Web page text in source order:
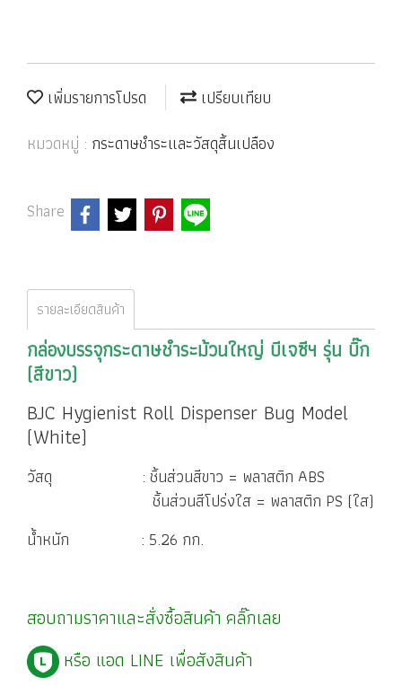
เพิ่มรายการโปรด
เปรียบเทียบ
หมวดหมู่ : กระดาษชำระและวัสดุสิ้นเปลือง
Share
รายละเอียดสินค้า
กล่องบรรจุกระดาษชำระม้วนใหญ่ บีเจซีฯ รุ่น บิ๊ก
(สีขาว)
BJC Hygienist Roll Dispenser Bug Model
(White)
วัสดุ : ชิ้นส่วนสีขาว = พลาสติก ABS
ชิ้นส่วนสีโปร่งใส = พลาสติก PS (ใส)
น้ำหนัก : 5.26 กก.
สอบถามราคาและสั่งซื้อสินค้า คลิ๊กเลย
หรือ แอด LINE เพื่อสังสินค้า